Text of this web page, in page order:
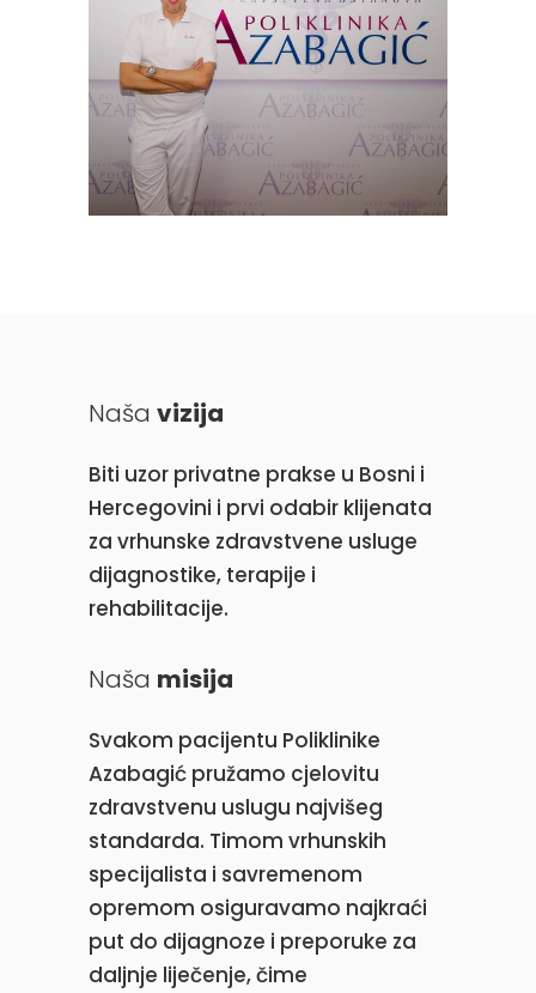
Naša vizija
Biti uzor privatne prakse u Bosni i
Hercegovini i prvi odabir klijenata
za vrhunske zdravstvene usluge
dijagnostike, terapije i
rehabilitacije.
Naša misija
Svakom pacijentu Poliklinike
Azabagić pružamo cjelovitu
zdravstvenu uslugu najvišeg
standarda. Timom vrhunskih
specijalista i savremenom
opremom osiguravamo najkraći
put do dijagnoze i preporuke za
daljnje liječenje, čime